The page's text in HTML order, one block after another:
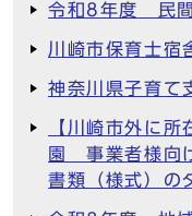
令和8年度 民間
川崎市保育士宿
神奈川県子育て
【川崎市外に
園 事業者様向
書類（様式）の